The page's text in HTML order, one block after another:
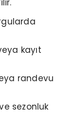
kayıt
randevu
sezonluk